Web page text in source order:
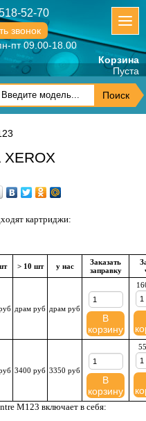
52-70
звонок
пт 09.00-18.00
Корзина
Пуста
картриджи:
> 10 шт у нас
Заказать
заправку
драм руб драм руб
В
корзину
3400 руб 3350 руб
В
корзину
M123 включает в себя: